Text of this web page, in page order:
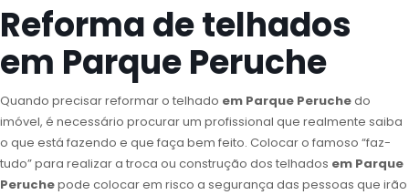
Reforma de telhados
em Parque Peruche
Quando precisar reformar o telhado em Parque Peruchedo
imóvel, é necessário procurar um profissional que realmente saiba
o que está fazendo e que faça bem feito. Colocar o famoso “faz-
tudo” para realizar a troca ou construção dos telhados em Parque
Peruchepode colocar em risco a segurança das pessoas que irão